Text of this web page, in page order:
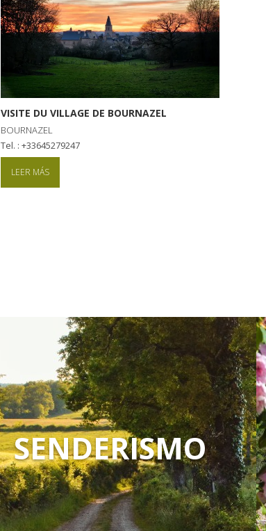
VISITE DU VILLAGE DE BOURNAZEL
BOURNAZEL
tel. : +33645279247
LEER MÁS
SENDERISMO